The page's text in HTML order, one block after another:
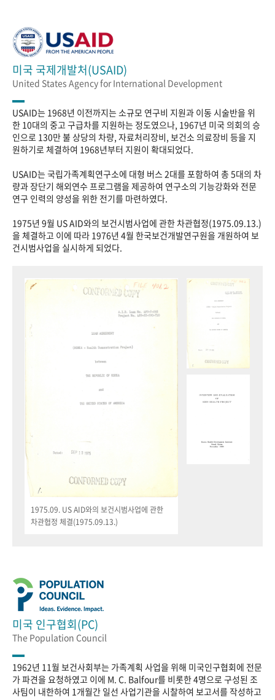
미국 국제개발처(USAID)
United States Agency for International Development
USAID는 1968년 이전까지는 소규모 연구비 지원과 이동 시술반을 위
한 10대의 중고 구급차를 지원하는 정도였으나, 1967년 미국 의회의 승
인으로 130만 불 상당의 차량, 자료처리장비, 보건소 의료장비 등을 지
원하기로 체결하여 1968년부터 지원이 확대되었다.
USAID는 국립가족계획연구소에 대형 버스 2대를 포함하여 총 5대의 차
량과 장단기 해외연수 프로그램을 제공하여 연구소의 기능강화와 전문
연구 인력의 양성을 위한 전기를 마련하였다.
1975년 9월 US AID와의 보건시범사업에 관한 차관협정(1975.09.13.)
을 체결하고 이에 따라 1976년 4월 한국보건개발연구원을 개원하여 보
건시범사업을 실시하게 되었다.
1975.09. US AID와의 보건시범사업에 관한
차관협정 체결(1975.09.13.)
미국 인구협회(PC)
The Population Council
1962년 11월 보건사회부는 가족계획 사업을 위해 미국인구협회에 전문
가 파견을 요청하였고 이에 M. C. Balfour를 비롯한 4명으로 구성된 조
사팀이 내한하여 1개월간 일선 사업기관을 시찰하여 보고서를 작성하고